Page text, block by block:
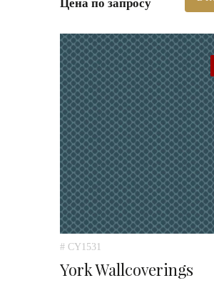
Цена по запросу
# CY1531
York Wallcoverings